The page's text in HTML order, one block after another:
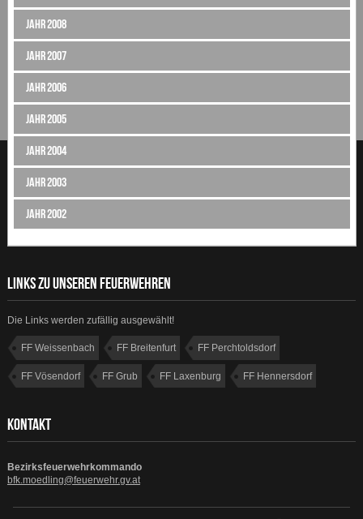
Jahr 2008
Jahr 2007
Jahr 2006
Jahr 2005
Jahr 2004
Jahr 2003
Jahr 2002
LINKS ZU UNSEREN FEUERWEHREN
Die Links werden zufällig ausgewählt!
FF Weissenbach FF Breitenfurt FF Perchtoldsdorf
FF Vösendorf FF Grub FF Laxenburg FF Hennersdorf
KONTAKT
Bezirksfeuerwehrkommando
bfk.moedling@feuerwehr.gv.at